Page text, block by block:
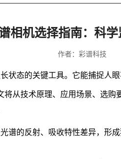
相机选择指南：科
作者：彩谱科技
状态的关键工具。它能捕捉人
从技术原理、应用场景、选购
谱的反射、吸收特性差异，形